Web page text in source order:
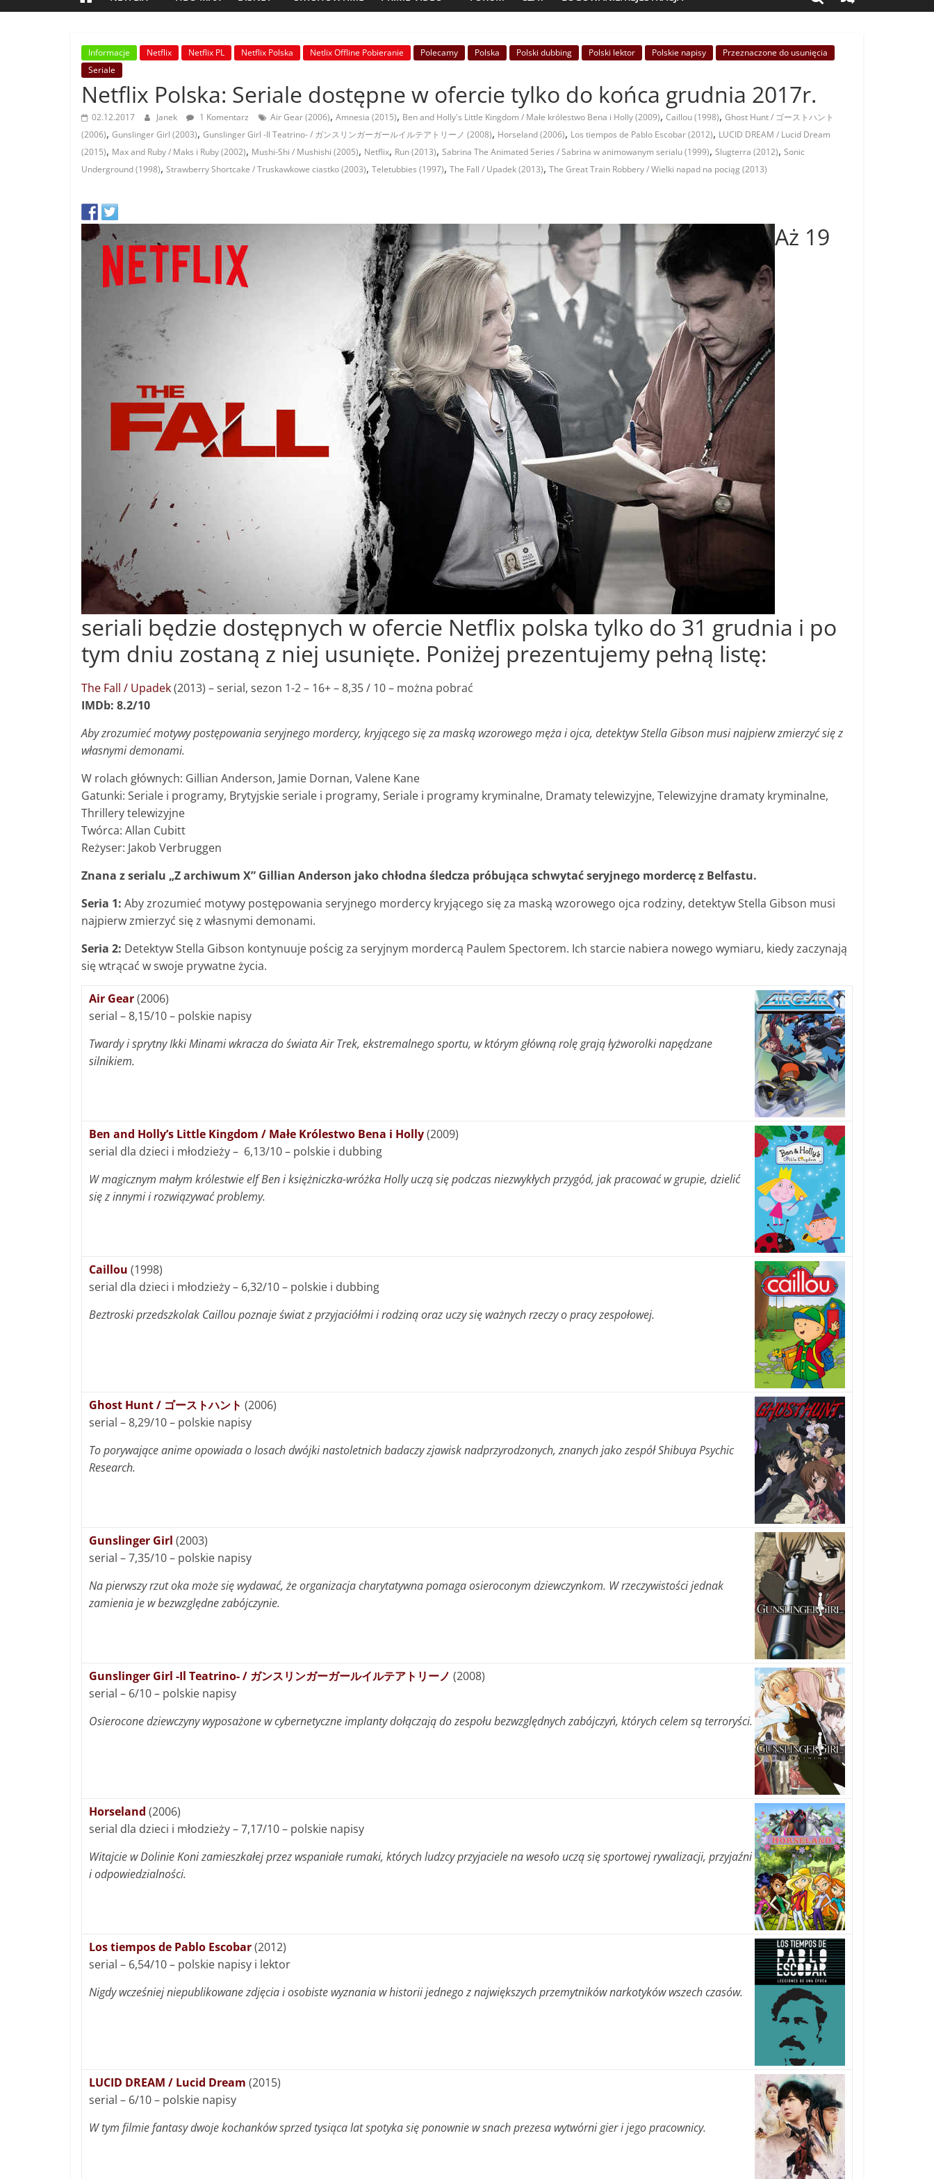
Informacje Netflix Netflix PL Netflix Polska Netlix Offline Pobieranie Polecamy Polska Polski dubbing Polski lektor Polskie napisy
Przeznaczone do usunięcia
Seriale
Netflix Polska: Seriale dostępne w ofercie tylko do końca grudnia 2017r.
02.12.2017 Janek 1 Komentarz Air Gear (2006), Amnesia (2015), Ben and Holly's Little Kingdom / Małe królestwo Bena i Holly (2009), Caillou (1998), Ghost Hunt / ゴーストハント
(2006), Gunslinger Girl (2003), Gunslinger Girl -Il Teatrino- / ガンスリンガーガールイルテアトリーノ (2008), Horseland (2006), Los tiempos de Pablo Escobar (2012), LUCID DREAM / Lucid Dream
(2015), Max and Ruby / Maks i Ruby (2002), Mushi-Shi / Mushishi (2005), Netflix, Run (2013), Sabrina The Animated Series / Sabrina w animowanym serialu (1999), Slugterra (2012), Sonic
Underground (1998), Strawberry Shortcake / Truskawkowe ciastko (2003), Teletubbies (1997), The Fall / Upadek (2013), The Great Train Robbery / Wielki napad na pociąg (2013)
Aż 19
seriali będzie dostępnych w ofercie Netflix polska tylko do 31 grudnia i po
tym dniu zostaną z niej usunięte. Poniżej prezentujemy pełną listę:
The Fall / Upadek(2013) – serial, sezon 1-2 – 16+ –8,35 / 10 – można pobrać
IMDb: 8.2/10
Aby zrozumieć motywy postępowania seryjnego mordercy, kryjącego się za maską wzorowego męża i ojca, detektyw Stella Gibson musi najpierw zmierzyć się z
własnymi demonami.
W rolach głównych: Gillian Anderson, Jamie Dornan, Valene Kane
Gatunki: Seriale i programy, Brytyjskie seriale i programy, Seriale i programy kryminalne, Dramaty telewizyjne, Telewizyjne dramaty kryminalne,
Thrillery telewizyjne
Twórca: Allan Cubitt
Reżyser: Jakob Verbruggen
Znana z serialu „Z archiwum X” Gillian Anderson jako chłodna śledcza próbująca schwytać seryjnego mordercę z Belfastu.
Seria 1: Aby zrozumieć motywy postępowania seryjnego mordercy kryjącego się za maską wzorowego ojca rodziny, detektyw Stella Gibson musi
najpierw zmierzyć się z własnymi demonami.
Seria 2: Detektyw Stella Gibson kontynuuje pościg za seryjnym mordercą Paulem Spectorem. Ich starcie nabiera nowego wymiaru, kiedy zaczynają
się wtrącać w swoje prywatne życia.
Air Gear(2006)
serial – 8,15/10 – polskie napisy
Twardy i sprytny Ikki Minami wkracza do świata Air Trek, ekstremalnego sportu, w którym główną rolę grają łyżworolki napędzane
silnikiem.
Ben and Holly’s Little Kingdom / Małe Królestwo Bena i Holly(2009)
serial dla dzieci i młodzieży – 6,13/10 – polskie i dubbing
W magicznym małym królestwie elf Ben i księżniczka-wróżka Holly uczą się podczas niezwykłych przygód, jak pracować w grupie, dzielić
się z innymi i rozwiązywać problemy.
Caillou (1998)
serial dla dzieci i młodzieży – 6,32/10 – polskie i dubbing
Beztroski przedszkolak Caillou poznaje świat z przyjaciółmi i rodziną oraz uczy się ważnych rzeczy o pracy zespołowej.
Ghost Hunt / ゴーストハント (2006)
serial – 8,29/10 – polskie napisy
To porywające anime opowiada o losach dwójki nastoletnich badaczy zjawisk nadprzyrodzonych, znanych jako zespół Shibuya Psychic
Research.
Gunslinger Girl (2003)
serial – 7,35/10 – polskie napisy
Na pierwszy rzut oka może się wydawać, że organizacja charytatywna pomaga osieroconym dziewczynkom. W rzeczywistości jednak
zamienia je w bezwzględne zabójczynie.
Gunslinger Girl -Il Teatrino- / ガンスリンガーガールイルテアトリーノ (2008)
serial – 6/10 – polskie napisy
Osierocone dziewczyny wyposażone w cybernetyczne implanty dołączają do zespołu bezwzględnych zabójczyń, których celem są terroryści.
Horseland (2006)
serial dla dzieci i młodzieży – 7,17/10 – polskie napisy
Witajcie w Dolinie Koni zamieszkałej przez wspaniałe rumaki, których ludzcy przyjaciele na wesoło uczą się sportowej rywalizacji, przyjaźni
i odpowiedzialności.
Los tiempos de Pablo Escobar(2012)
serial – 6,54/10 – polskie napisy i lektor
Nigdy wcześniej niepublikowane zdjęcia i osobiste wyznania w historii jednego z największych przemytników narkotyków wszech czasów.
LUCID DREAM / Lucid Dream (2015)
serial – 6/10 – polskie napisy
W tym filmie fantasy dwoje kochanków sprzed tysiąca lat spotyka się ponownie w snach prezesa wytwórni gier i jego pracownicy.